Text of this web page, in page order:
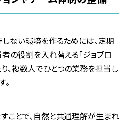
ない環境を作るためには、定期
の役割を入れ替える「ジョブロ
、複数人でひとつの業務を担当し
ことで、自然と共通理解が生まれ